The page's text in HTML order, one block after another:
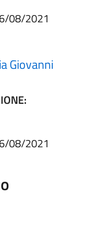
08/2021
Giovanni
08/2021